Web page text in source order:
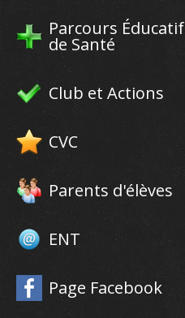
Parcours Éducatif
de Santé
Club et Actions
CVC
Parents d'élèves
ENT
Page Facebook